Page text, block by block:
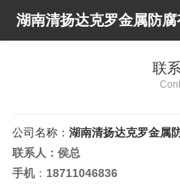
湖南清扬达克罗金属防腐
联
公司名称： 湖南清扬达克罗金属
联系人：侯总
手机： 18711046836